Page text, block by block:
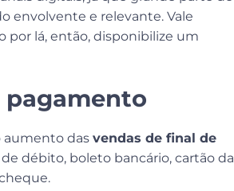
envolvente e relevante. Vale
por lá, então, disponibilize um
pagamento
aumento das vendas de final de
débito, boleto bancário, cartão da